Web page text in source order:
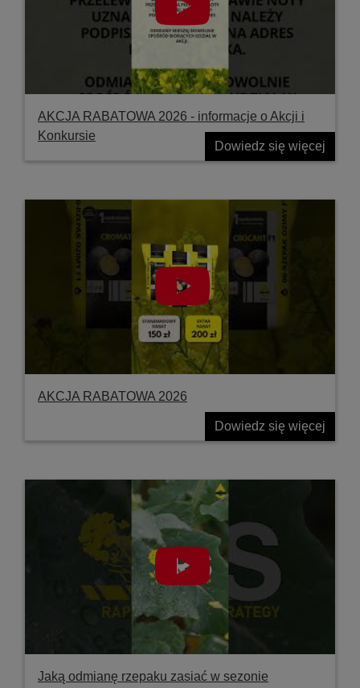
AKCJA RABATOWA 2026 - informacje o Akcji i
Konkursie
Dowiedz się więcej
AKCJA RABATOWA 2026
Dowiedz się więcej
Jaką odmianę rzepaku zasiać w sezonie